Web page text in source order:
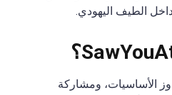
داخل الطيف اليهودي.
الأساسيات، ومشاركة